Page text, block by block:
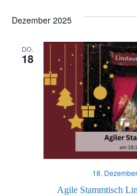
Dezember 2025
DO.
18
Agile Stammtisch
18.